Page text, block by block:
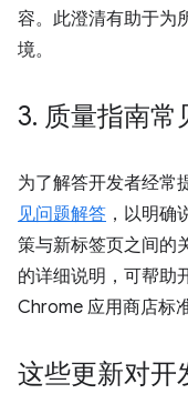
容。此澄清有助于为
境。
3. 质量指南常
为了解答开发者经常
见问题解答 ，以明
策与新标签页之间的
的详细说明，可帮助
Chrome 应用商店标
这些更新对开